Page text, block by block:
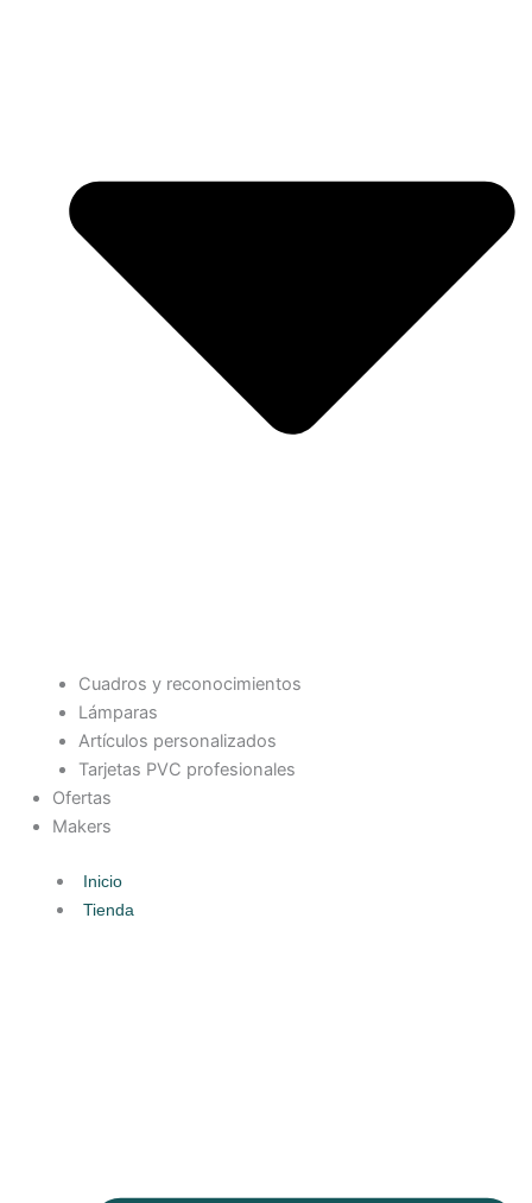
Cuadros y reconocimientos
Lámparas
Artículos personalizados
Tarjetas PVC profesionales
Ofertas
Makers
Inicio
Tienda